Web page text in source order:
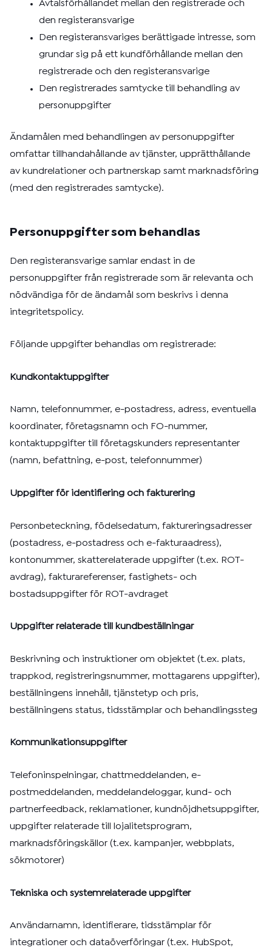
Avtalsförhållandet mellan den registrerade och
den registeransvarige
Den registeransvariges berättigade intresse, som
grundar sig på ett kundförhållande mellan den
registrerade och den registeransvarige
Den registrerades samtycke till behandling av
personuppgifter
Ändamålen med behandlingen av personuppgifter
omfattar tillhandahållande av tjänster, upprätthållande
av kundrelationer och partnerskap samt marknadsföring
(med den registrerades samtycke).
Personuppgifter som behandlas
Den registeransvarige samlar endast in de
personuppgifter från registrerade som är relevanta och
nödvändiga för de ändamål som beskrivs i denna
integritetspolicy.
Följande uppgifter behandlas om registrerade:
Kundkontaktuppgifter
Namn, telefonnummer, e-postadress, adress, eventuella
koordinater, företagsnamn och FO-nummer,
kontaktuppgifter till företagskunders representanter
(namn, befattning, e-post, telefonnummer)
Uppgifter för identifiering och fakturering
Personbeteckning, födelsedatum, faktureringsadresser
(postadress, e-postadress och e-fakturaadress),
kontonummer, skatterelaterade uppgifter (t.ex. ROT-
avdrag), fakturareferenser, fastighets- och
bostadsuppgifter för ROT-avdraget
Uppgifter relaterade till kundbeställningar
Beskrivning och instruktioner om objektet (t.ex. plats,
trappkod, registreringsnummer, mottagarens uppgifter),
beställningens innehåll, tjänstetyp och pris,
beställningens status, tidsstämplar och behandlingssteg
Kommunikationsuppgifter
Telefoninspelningar, chattmeddelanden, e-
postmeddelanden, meddelandeloggar, kund- och
partnerfeedback, reklamationer, kundnöjdhetsuppgifter,
uppgifter relaterade till lojalitetsprogram,
marknadsföringskällor (t.ex. kampanjer, webbplats,
sökmotorer)
Tekniska och systemrelaterade uppgifter
Användarnamn, identifierare, tidsstämplar för
integrationer och dataöverföringar (t.ex. HubSpot,